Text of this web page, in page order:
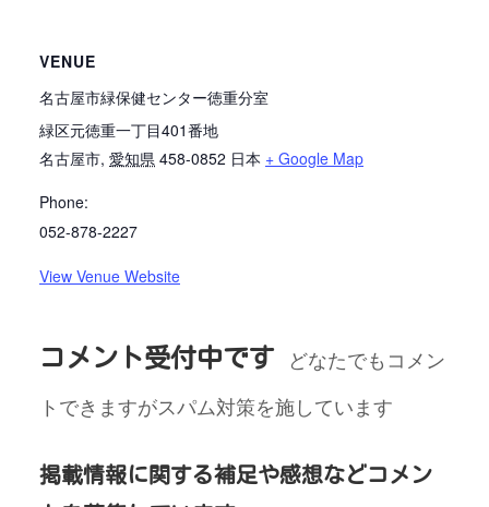
VENUE
名古屋市緑保健センター徳重分室
緑区元徳重一丁目401番地
名古屋市, 愛知県 458-0852 日本 + Google Map
Phone:
052-878-2227
View Venue Website
コメント受付中です
どなたでもコメン
トできますがスパム対策を施しています
掲載情報に関する補足や感想などコメン